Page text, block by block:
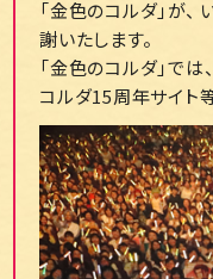
「金色のコルダ」が
謝いたします。
「金色のコルダ」で
コルダ15周年サイト